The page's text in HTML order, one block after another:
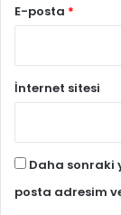
E-posta *
İnternet sitesi
Daha sonraki
posta adresim